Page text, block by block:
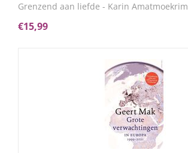
Grenzend aan liefde - Karin Amatmoekrim
€15,99